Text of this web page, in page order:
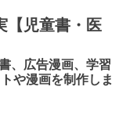
【児童書・医
、広告漫画、学習
や漫画を制作しま